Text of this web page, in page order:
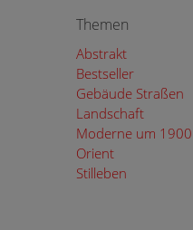
Themen
Abstrakt
Bestseller
Gebäude Straßen
Landschaft
Moderne um 1900
Orient
Stilleben